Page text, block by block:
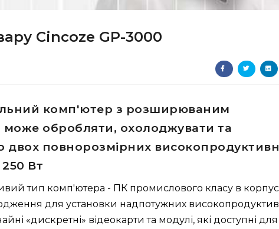
Cincoze GP-3000
комп'ютер з розширюваним
обробляти, охолоджувати та
двох повнорозмірних
Вт
тип комп'ютера - ПК промислового класу в
для установки надпотужних
«дискретні» відеокарти та модулі, які доступні для